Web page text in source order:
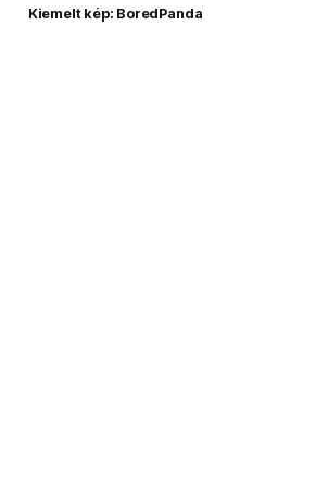
Kiemelt kép: BoredPanda